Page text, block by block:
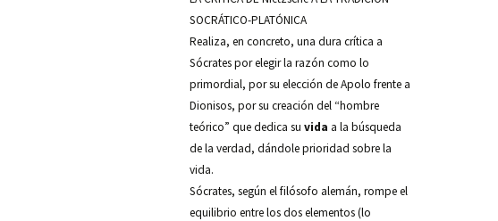
SOCRÁTICO-PLATÓNICA
Realiza, en concreto, una dura crítica a
Sócrates por elegir la razón como lo
primordial, por su elección de Apolo frente a
Dionisos, por su creación del “hombre
teórico” que dedica su vida a la búsqueda
de la verdad, dándole prioridad sobre la
vida.
Sócrates, según el filósofo alemán, rompe el
equilibrio entre los dos elementos (lo